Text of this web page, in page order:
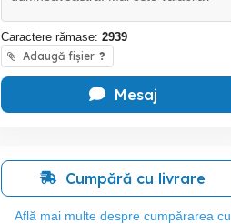
Caractere rămase: 2939
Adaugă fișier ?
Mesaj
Cumpără cu livrare
Află mai multe despre cumpărarea cu